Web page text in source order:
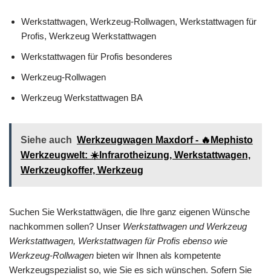
Werkstattwagen, Werkzeug-Rollwagen, Werkstattwagen für
Profis, Werkzeug Werkstattwagen
Werkstattwagen für Profis besonderes
Werkzeug-Rollwagen
Werkzeug Werkstattwagen BA
Siehe auch Werkzeugwagen Maxdorf - 🔥Mephisto
Werkzeugwelt: ☀️Infrarotheizung, Werkstattwagen,
Werkzeugkoffer, Werkzeug
Suchen Sie Werkstattwägen, die Ihre ganz eigenen Wünsche
nachkommen sollen? Unser Werkstattwagen und Werkzeug
Werkstattwagen, Werkstattwagen für Profis ebenso wie
Werkzeug-Rollwagen bieten wir Ihnen als kompetente
Werkzeugspezialist so, wie Sie es sich wünschen. Sofern Sie